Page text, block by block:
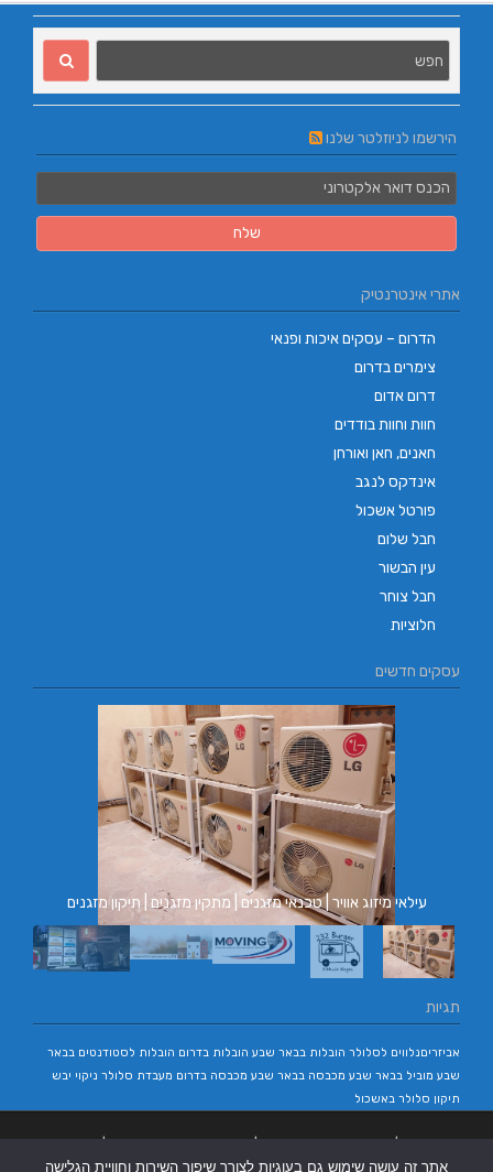
הירשמו לניוזלטר שלנו
אתרי אינטרנטיק
הדרום – עסקים איכות ופנאי
צימרים בדרום
דרום אדום
חוות וחוות בודדים
חאנים, חאן ואורחן
אינדקס לנגב
פורטל אשכול
חבל שלום
עין הבשור
חבל צוחר
חלוציות
עסקים חדשים
| תיקון מזגנים בורגר באשכול | בורגר 232 | Burger 232 | בורגר בר
תגיות
אביזריםנלווים לסלולר הובלות בבאר שבע הובלות בדרום הובלות לסטודנטים בבאר
שבע מוביל בבאר שבע מכבסה בבאר שבע מכבסה בדרום מעבדת סלולר ניקוי יבש
תיקון סלולר באשכול
אתר זה עושה שימוש גם בעוגיות לצורך שיפור השירות וחוויית הגלישה